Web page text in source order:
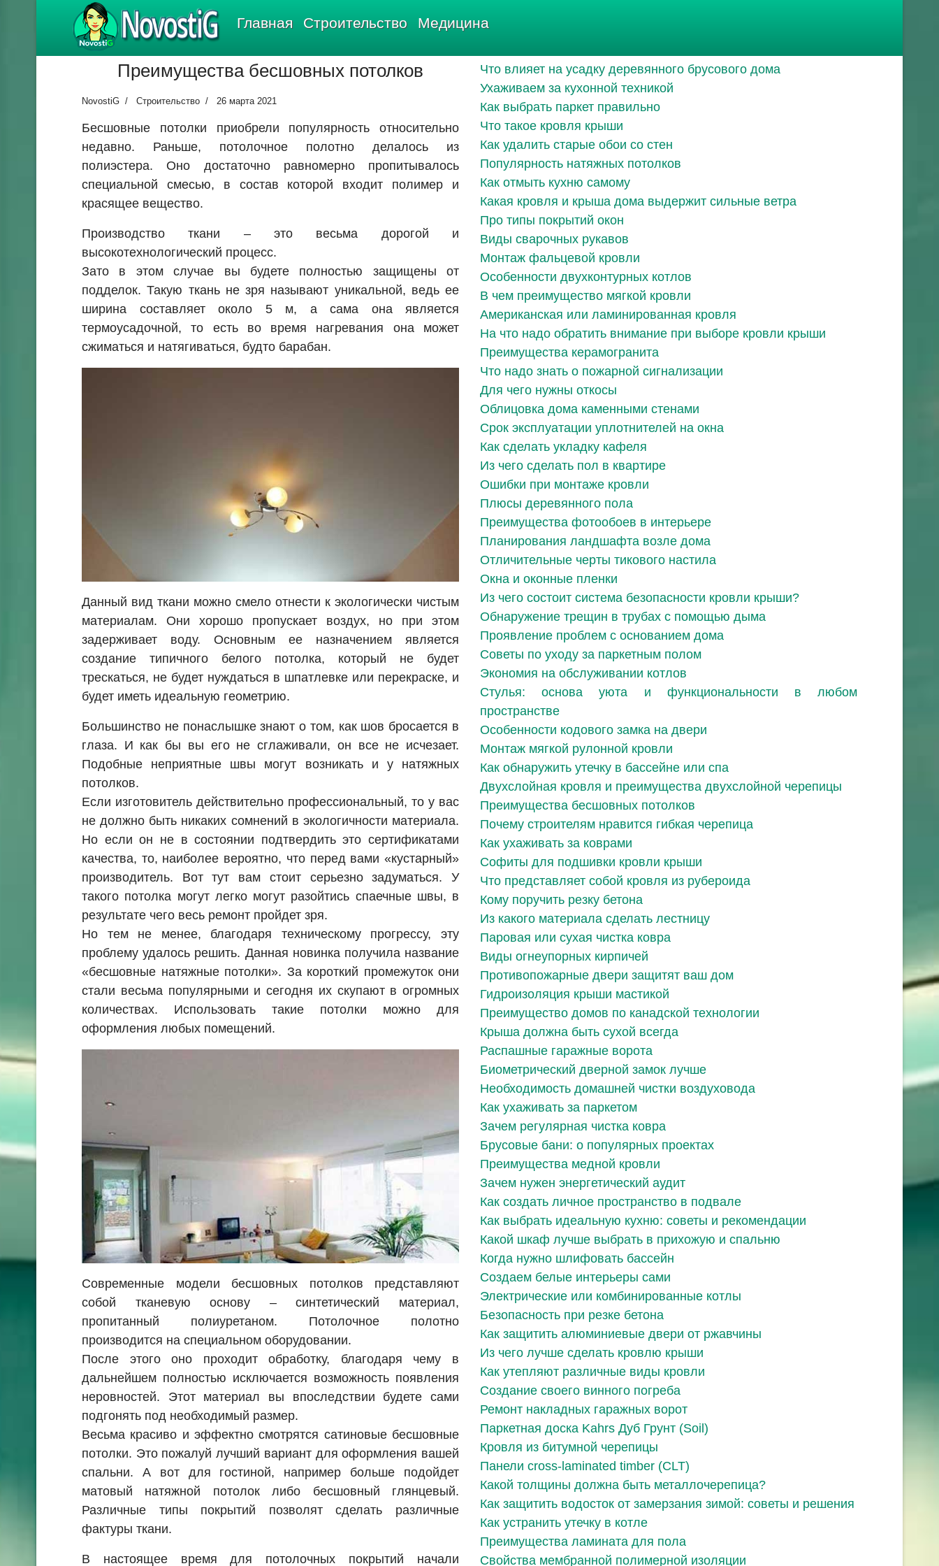
NovostiG Главная Строительство Медицина
Преимущества бесшовных потолков
NovostiG Строительство 26 марта 2021
Бесшовные потолки приобрели популярность относительно
недавно. Раньше, потолочное полотно делалось из
полиэстера. Оно достаточно равномерно пропитывалось
специальной смесью, в состав которой входит полимер и
красящее вещество.
Производство ткани – это весьма дорогой и
высокотехнологический процесс.
Зато в этом случае вы будете полностью защищены от
подделок. Такую ткань не зря называют уникальной, ведь ее
ширина составляет около 5 м, а сама она является
термоусадочной, то есть во время нагревания она может
сжиматься и натягиваться, будто барабан.
Данный вид ткани можно смело отнести к экологически чистым
материалам. Они хорошо пропускает воздух, но при этом
задерживает воду. Основным ее назначением является
создание типичного белого потолка, который не будет
трескаться, не будет нуждаться в шпатлевке или перекраске, и
будет иметь идеальную геометрию.
Большинство не понаслышке знают о том, как шов бросается в
глаза. И как бы вы его не сглаживали, он все не исчезает.
Подобные неприятные швы могут возникать и у натяжных
потолков.
Если изготовитель действительно профессиональный, то у вас
не должно быть никаких сомнений в экологичности материала.
Но если он не в состоянии подтвердить это сертификатами
качества, то, наиболее вероятно, что перед вами «кустарный»
производитель. Вот тут вам стоит серьезно задуматься. У
такого потолка могут легко могут разойтись спаечные швы, в
результате чего весь ремонт пройдет зря.
Но тем не менее, благодаря техническому прогрессу, эту
проблему удалось решить. Данная новинка получила название
«бесшовные натяжные потолки». За короткий промежуток они
стали весьма популярными и сегодня их скупают в огромных
количествах. Использовать такие потолки можно для
оформления любых помещений.
Современные модели бесшовных потолков представляют
собой тканевую основу – синтетический материал,
пропитанный полиуретаном. Потолочное полотно
производится на специальном оборудовании.
После этого оно проходит обработку, благодаря чему в
дальнейшем полностью исключается возможность появления
неровностей. Этот материал вы впоследствии будете сами
подгонять под необходимый размер.
Весьма красиво и эффектно смотрятся сатиновые бесшовные
потолки. Это пожалуй лучший вариант для оформления вашей
спальни. А вот для гостиной, например больше подойдет
матовый натяжной потолок либо бесшовный глянцевый.
Различные типы покрытий позволят сделать различные
фактуры ткани.
В настоящее время для потолочных покрытий начали
Что влияет на усадку деревянного брусового дома
Ухаживаем за кухонной техникой
Как выбрать паркет правильно
Что такое кровля крыши
Как удалить старые обои со стен
Популярность натяжных потолков
Как отмыть кухню самому
Какая кровля и крыша дома выдержит сильные ветра
Про типы покрытий окон
Виды сварочных рукавов
Монтаж фальцевой кровли
Особенности двухконтурных котлов
В чем преимущество мягкой кровли
Американская или ламинированная кровля
На что надо обратить внимание при выборе кровли крыши
Преимущества керамогранита
Что надо знать о пожарной сигнализации
Для чего нужны откосы
Облицовка дома каменными стенами
Срок эксплуатации уплотнителей на окна
Как сделать укладку кафеля
Из чего сделать пол в квартире
Ошибки при монтаже кровли
Плюсы деревянного пола
Преимущества фотообоев в интерьере
Планирования ландшафта возле дома
Отличительные черты тикового настила
Окна и оконные пленки
Из чего состоит система безопасности кровли крыши?
Обнаружение трещин в трубах с помощью дыма
Проявление проблем с основанием дома
Советы по уходу за паркетным полом
Экономия на обслуживании котлов
Стулья: основа уюта и функциональности в любом
пространстве
Особенности кодового замка на двери
Монтаж мягкой рулонной кровли
Как обнаружить утечку в бассейне или спа
Двухслойная кровля и преимущества двухслойной черепицы
Преимущества бесшовных потолков
Почему строителям нравится гибкая черепица
Как ухаживать за коврами
Софиты для подшивки кровли крыши
Что представляет собой кровля из рубероида
Кому поручить резку бетона
Из какого материала сделать лестницу
Паровая или сухая чистка ковра
Виды огнеупорных кирпичей
Противопожарные двери защитят ваш дом
Гидроизоляция крыши мастикой
Преимущество домов по канадской технологии
Крыша должна быть сухой всегда
Распашные гаражные ворота
Биометрический дверной замок лучше
Необходимость домашней чистки воздуховода
Как ухаживать за паркетом
Зачем регулярная чистка ковра
Брусовые бани: о популярных проектах
Преимущества медной кровли
Зачем нужен энергетический аудит
Как создать личное пространство в подвале
Как выбрать идеальную кухню: советы и рекомендации
Какой шкаф лучше выбрать в прихожую и спальню
Когда нужно шлифовать бассейн
Создаем белые интерьеры сами
Электрические или комбинированные котлы
Безопасность при резке бетона
Как защитить алюминиевые двери от ржавчины
Из чего лучше сделать кровлю крыши
Как утепляют различные виды кровли
Создание своего винного погреба
Ремонт накладных гаражных ворот
Паркетная доска Kahrs Дуб Грунт (Soil)
Кровля из битумной черепицы
Панели cross-laminated timber (CLT)
Какой толщины должна быть металлочерепица?
Как защитить водосток от замерзания зимой: советы и решения
Как устранить утечку в котле
Преимущества ламината для пола
Свойства мембранной полимерной изоляции